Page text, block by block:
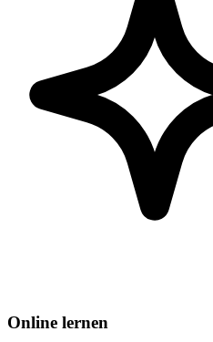
Online lernen